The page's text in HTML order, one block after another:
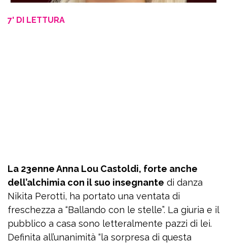
7' DI LETTURA
La 23enne Anna Lou Castoldi, forte anche
dell’alchimia con il suo insegnante di danza
Nikita Perotti, ha portato una ventata di
freschezza a “Ballando con le stelle”. La giuria e il
pubblico a casa sono letteralmente pazzi di lei.
Definita all’unanimità “la sorpresa di questa